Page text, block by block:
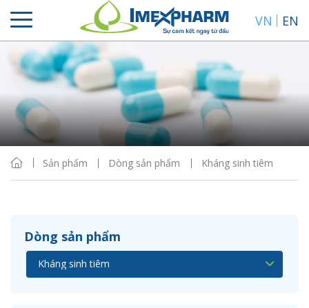
VN EN
Sản phẩm Dòng sản phẩm Kháng sinh tiêm
Dòng sản phẩm
Sắp xếp
Hiển thị